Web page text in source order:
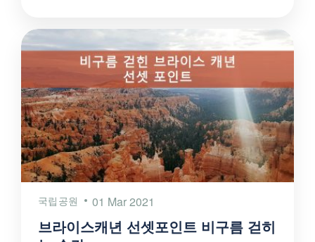
국립공원 01 Mar 2021
브라이스캐년 선셋포인트 비구름 걷히